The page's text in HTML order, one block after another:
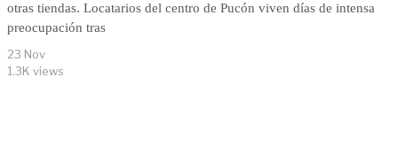
otras tiendas. Locatarios del centro de Pucón viven días de intensa
preocupación tras
23 Nov
1.3K views